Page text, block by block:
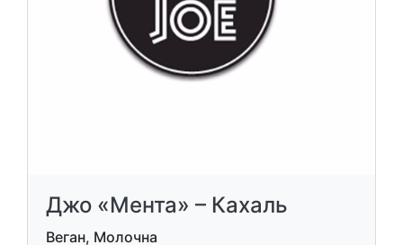
Джо «Мента» – Кахаль
Веган, Молочна